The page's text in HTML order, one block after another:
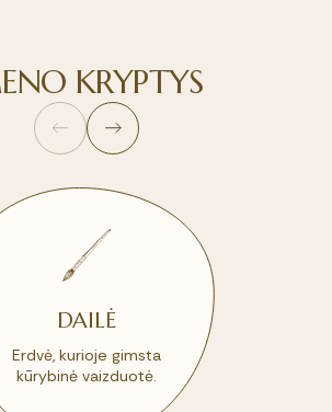
grupės
KRYPTYS
DAILĖ
Erdvė, kurioje gimsta
kūrybinė vaizduotė.